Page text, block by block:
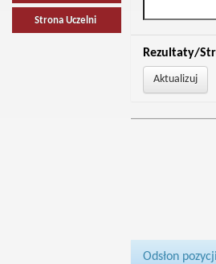
Strona Uczelni
Rezultaty/
Odsłon